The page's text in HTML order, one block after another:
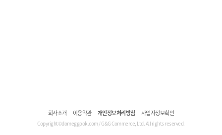
회사소개 이용약관 개인정보처리방침 사업자정보확인
Copyright©domeggook.com / G&G Commerce, Ltd. All rights reserved.